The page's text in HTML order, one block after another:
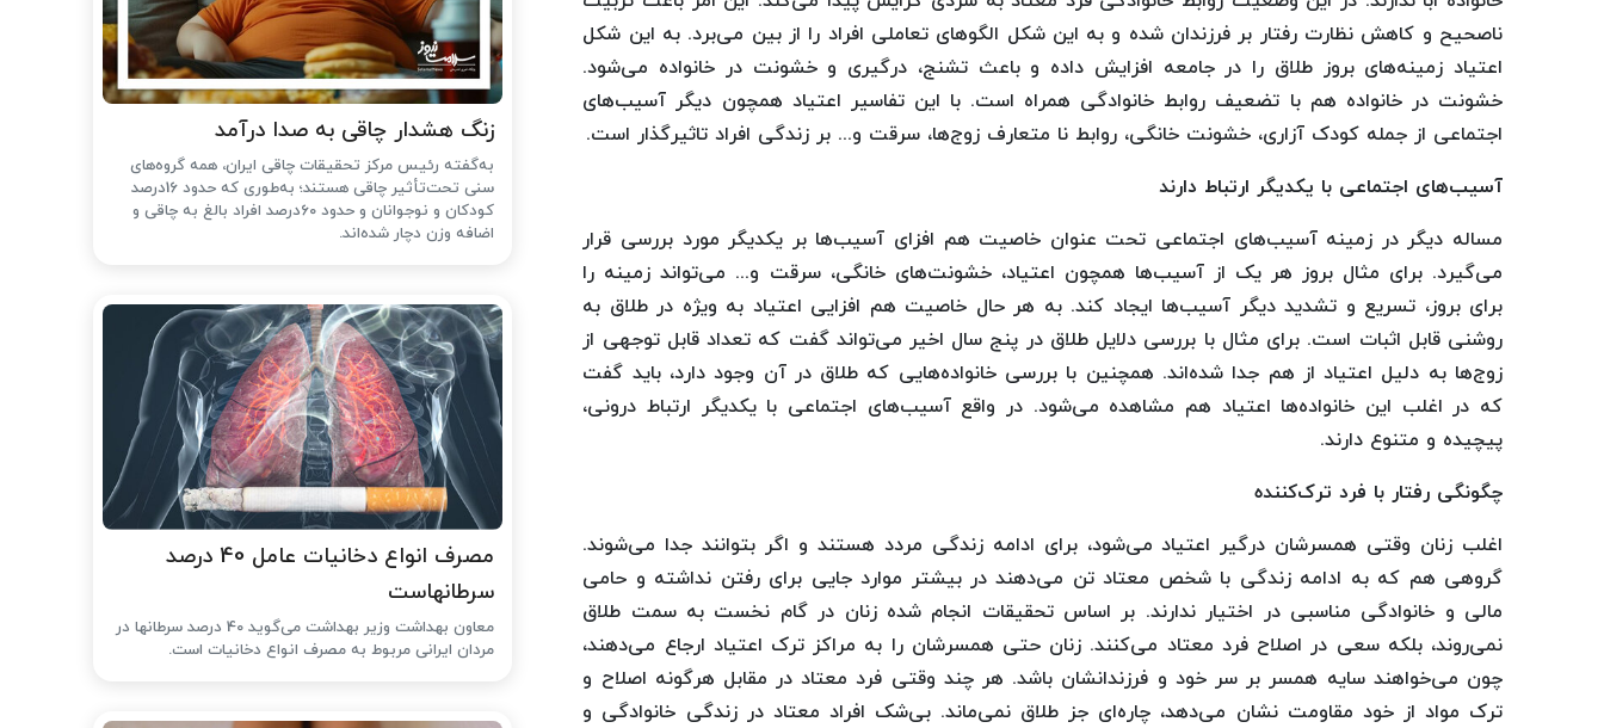
ناصحیح و کاهش نظارت رفتار بر فرزندان شده و به این شکل الگوهای تعاملی افراد را از بین می‌برد. به این شکل
اعتیاد زمینه‌های بروز طلاق را در جامعه افزایش داده و باعث تشنج، درگیری و خشونت در خانواده می‌شود.
خشونت در خانواده هم با تضعیف روابط خانوادگی همراه است. با این تفاسیر اعتیاد همچون دیگر آسیب‌های
اجتماعی از جمله کودک آزاری، خشونت خانگی، روابط نا متعارف زوج‌ها، سرقت و... بر زندگی افراد تاثیرگذار است.
آسیب‌های اجتماعی با یکدیگر ارتباط دارند
مساله دیگر در زمینه آسیب‌های اجتماعی تحت عنوان خاصیت هم افزای آسیب‌ها بر یکدیگر مورد بررسی قرار
می‌گیرد. برای مثال بروز هر یک از آسیب‌ها همچون اعتیاد، خشونت‌های خانگی، سرقت و... می‌تواند زمینه را
برای بروز، تسریع و تشدید دیگر آسیب‌ها ایجاد کند. به هر حال خاصیت هم افزایی اعتیاد به ویژه در طلاق به
روشنی قابل اثبات است. برای مثال با بررسی دلایل طلاق در پنج سال اخیر می‌تواند گفت که تعداد قابل توجهی از
زوج‌ها به دلیل اعتیاد از هم جدا شده‌اند. همچنین با بررسی خانواده‌هایی که طلاق در آن وجود دارد، باید گفت
که در اغلب این خانواده‌ها اعتیاد هم مشاهده می‌شود. در واقع آسیب‌های اجتماعی با یکدیگر ارتباط درونی،
پیچیده و متنوع دارند.
چگونگی رفتار با فرد ترک‌کننده
اغلب زنان وقتی همسرشان درگیر اعتیاد می‌شود، برای ادامه زندگی مردد هستند و اگر بتوانند جدا می‌شوند.
گروهی هم که به ادامه زندگی با شخص معتاد تن می‌دهند در بیشتر موارد جایی برای رفتن نداشته و حامی
مالی و خانوادگی مناسبی در اختیار ندارند. بر اساس تحقیقات انجام شده زنان در گام نخست به سمت طلاق
نمی‌روند، بلکه سعی در اصلاح فرد معتاد می‌کنند. زنان حتی همسرشان را به مراکز ترک اعتیاد ارجاع می‌دهند،
چون می‌خواهند سایه همسر بر سر خود و فرزندانشان باشد. هر چند وقتی فرد معتاد در مقابل هرگونه اصلاح و
ترک مواد از خود مقاومت نشان می‌دهد، چاره‌ای جز طلاق نمی‌ماند. بی‌شک افراد معتاد در زندگی خانوادگی و
زنگ هشدار چاقی به صدا درآمد
به‌گفته رئیس مرکز تحقیقات چاقی ایران، همه گروه‌های
سنی تحت‌تأثیر چاقی هستند؛ به‌طوری که حدود 16درصد
کودکان و نوجوانان و حدود 60درصد افراد بالغ به چاقی و
اضافه وزن دچار شده‌اند.
مصرف انواع دخانیات عامل 40 درصد
سرطانهاست
معاون بهداشت وزیر بهداشت می‌گوید 40 درصد سرطانها در
مردان ایرانی مربوط به مصرف انواع دخانیات است.